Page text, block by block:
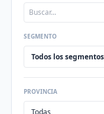
SEGMENTO
PROVINCIA